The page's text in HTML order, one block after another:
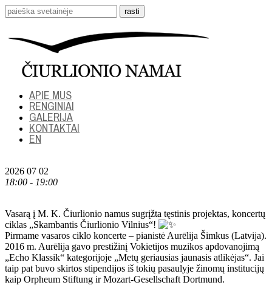
APIE MUS
RENGINIAI
GALERIJA
KONTAKTAI
EN
2026 07 02
18:00 - 19:00
Vasarą į M. K. Čiurlionio namus sugrįžta tęstinis projektas, koncertų
ciklas „Skambantis Čiurlionio Vilnius“!
Pirmame vasaros ciklo koncerte – pianistė Aurēlija Šimkus (Latvija).
2016 m. Aurēlija gavo prestižinį Vokietijos muzikos apdovanojimą
„Echo Klassik“ kategorijoje „Metų geriausias jaunasis atlikėjas“. Jai
taip pat buvo skirtos stipendijos iš tokių pasaulyje žinomų institucijų
kaip Orpheum Stiftung ir Mozart-Gesellschaft Dortmund.